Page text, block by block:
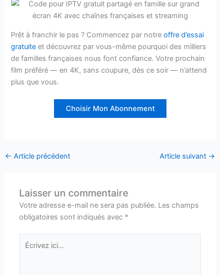
Prêt à franchir le pas ? Commencez par notreoffre d’essai
gratuite et découvrez par vous-même pourquoi des milliers
de familles françaises nous font confiance. Votre prochain
film préféré — en 4K, sans coupure, dès ce soir — n’attend
plus que vous.
Choisir Mon Abonnement
← Article précédent Article suivant →
Laisser un commentaire
Votre adresse e-mail ne sera pas publiée. Les champs
obligatoires sont indiqués avec *
Écrivez
ici…